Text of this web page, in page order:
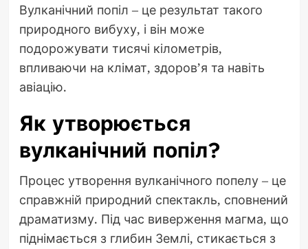
Вулканічний попіл – це результат такого
природного вибуху, і він може
подорожувати тисячі кілометрів,
впливаючи на клімат, здоров’я та навіть
авіацію.
Як утворюється
вулканічний попіл?
Процес утворення вулканічного попелу – це
справжній природний спектакль, сповнений
драматизму. Під час виверження магма, що
піднімається з глибин Землі, стикається з